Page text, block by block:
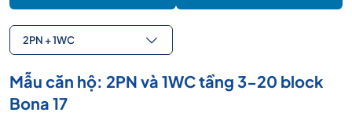
2PN + 1WC
Mẫu căn hộ: 2PN và 1WC tầng 3-20 block
Bona 17